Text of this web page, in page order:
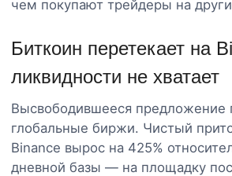
чем покупают трейдеры на
Биткоин перетекает на
ликвидности не хватает
Высвободившееся предложение
глобальные биржи. Чистый
Binance вырос на 425%
дневной базы — на площадку